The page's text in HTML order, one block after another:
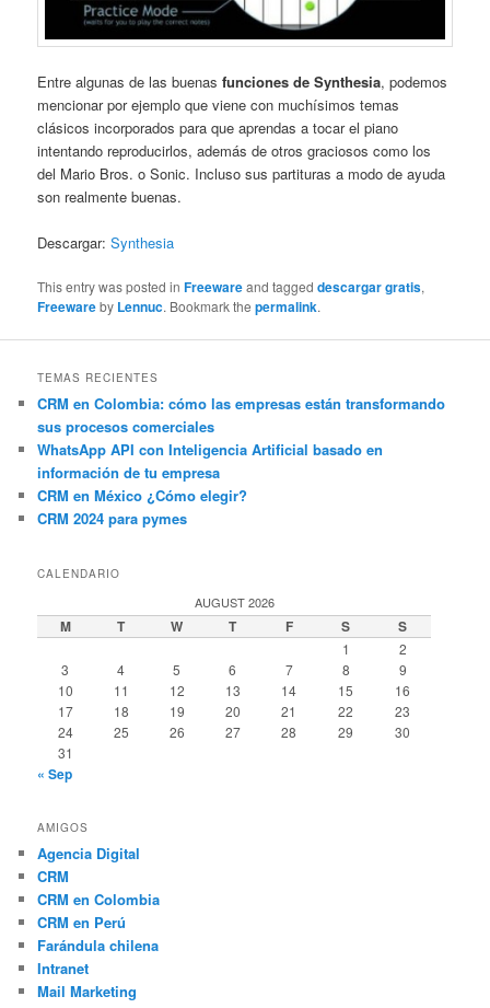
Entre algunas de las buenasfunciones de Synthesia, podemos
mencionar por ejemplo que viene con muchísimos temas
clásicos incorporados para que aprendas a tocar el piano
intentando reproducirlos, además de otros graciosos como los
del Mario Bros. o Sonic. Incluso sus partituras a modo de ayuda
son realmente buenas.
Descargar:Synthesia
This entry was posted inFreewareand taggeddescargar gratis,
Freewareby Lennuc. Bookmark thepermalink.
TEMAS RECIENTES
CRM en Colombia: cómo las empresas están transformando
sus procesos comerciales
WhatsApp API con Inteligencia Artificial basado en
información de tu empresa
CRM en México ¿Cómo elegir?
CRM 2024 para pymes
CALENDARIO
AUGUST 2026
M T W T F S S
1
2
3
4 5 6 7 8
9
10
11 12 13 14 15
16
17
18 19 20 21 22
23
24
25 26 27 28 29
30
31
« Sep
AMIGOS
Agencia Digital
CRM
CRM en Colombia
CRM en Perú
Farándula chilena
Intranet
Mail Marketing